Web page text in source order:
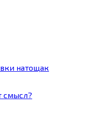
натощак
смысл?